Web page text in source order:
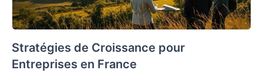
Stratégies de Croissance pour
Entreprises en France